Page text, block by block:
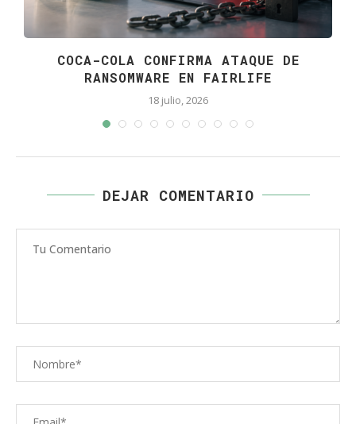
COCA-COLA CONFIRMA ATAQUE DE
RANSOMWARE EN FAIRLIFE
18 julio, 2026
DEJAR COMENTARIO